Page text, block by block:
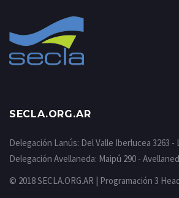
SECLA.ORG.AR
Delegación Lanús: Del Valle Iberlucea 3263 -
Delegación Avellaneda: Maipú 290 -
© 2018 SECLA.ORG.AR | Programación 3